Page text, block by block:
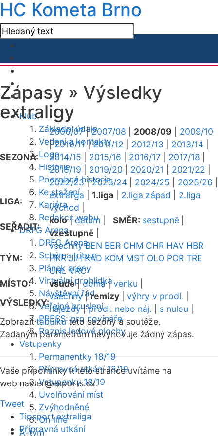
HC Kometa Brno
Klub
Základní údaje
Vedení a kontakty
Logo
Historie
Podrobná historie
Ke stažení
Kariéra
Redakce webu
DRFG Arena
DRFG Arena
Schéma tribun
Plánek areny
Virtuální prohlídka
Návštěvní řád
Veřejné bruslení
PRESS: pro novináře
Rozpis ledové plochy
Vstupenky
Permanentky 18/19
Přípravná utkání 18/19
Vstupenky 18/19
Uvolňování míst
Zvýhodněné
On-line
A-tým
Zápasy » Výsledky
extraligy
SEZONA:
2006/07|2007/08 2008/09
2009/10
|2010/11|2011/12 2012/13 2013/14
2014/15
2015/16 2016/17 2017/18
2018/19
2019/20 2020/21 2021/22
2022/23|2023/24 2024/25 2025/26
LIGA:
extraliga 1.liga 2.liga západ
2.liga
východ
SEŘADIT:
kolo|datum SMĚR: sestupně
vzestupně
TÝM:
všechny BEN BER CHM CHR HAV HBR
HKR JIH KAD KOM MST OLO POR TRE
UNL VRC
MÍSTO:
všude|doma|venku
VÝSLEDKY:
všechny|remízy výhry v prodl.
nájezdy|prodl. nebo náj. s nulou
Zobrazittabulkutéto sezóny a soutěže.
Zadaným parametrům nevyhovuje žádný zápas.
Vaše připomínky k této stránce uvítáme na
webmaster@esports.cz.
Tweet
Tipsport extraliga
Přípravná utkání